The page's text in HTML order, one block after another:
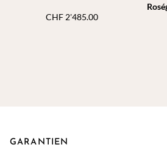
CHF 2'485.00
GARANTIEN